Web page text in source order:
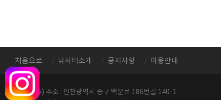
처음으로 낚시터소개 공지사항 이용안내
정성레저(주) 주소 : 인천광역시 중구 백운로 186번길 140-1